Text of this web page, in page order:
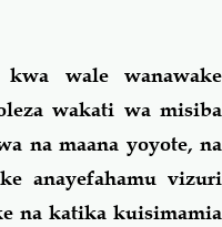
wale wanawake
wakati wa misiba
na maana yoyote, na
anayefahamu vizuri
na katika kuisimamia